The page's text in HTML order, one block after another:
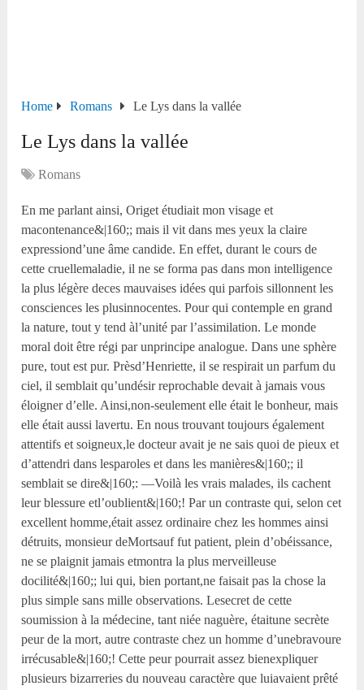
Home Romans Le Lys dans la vallée
Le Lys dans la vallée
Romans
En me parlant ainsi, Origet étudiait mon visage et
macontenance&|160;; mais il vit dans mes yeux la claire
expressiond’une âme candide. En effet, durant le cours de
cette cruellemaladie, il ne se forma pas dans mon intelligence
la plus légère deces mauvaises idées qui parfois sillonnent les
consciences les plusinnocentes. Pour qui contemple en grand
la nature, tout y tend àl’unité par l’assimilation. Le monde
moral doit être régi par unprincipe analogue. Dans une sphère
pure, tout est pur. Prèsd’Henriette, il se respirait un parfum du
ciel, il semblait qu’undésir reprochable devait à jamais vous
éloigner d’elle. Ainsi,non-seulement elle était le bonheur, mais
elle était aussi lavertu. En nous trouvant toujours également
attentifs et soigneux,le docteur avait je ne sais quoi de pieux et
d’attendri dans lesparoles et dans les manières&|160;; il
semblait se dire&|160;: —Voilà les vrais malades, ils cachent
leur blessure etl’oublient&|160;! Par un contraste qui, selon cet
excellent homme,était assez ordinaire chez les hommes ainsi
détruits, monsieur deMortsauf fut patient, plein d’obéissance,
ne se plaignit jamais etmontra la plus merveilleuse
docilité&|160;; lui qui, bien portant,ne faisait pas la chose la
plus simple sans mille observations. Lesecret de cette
soumission à la médecine, tant niée naguère, étaitune secrète
peur de la mort, autre contraste chez un homme d’unebravoure
irrécusable&|160;! Cette peur pourrait assez bienexpliquer
plusieurs bizarreries du nouveau caractère que luiavaient prêté